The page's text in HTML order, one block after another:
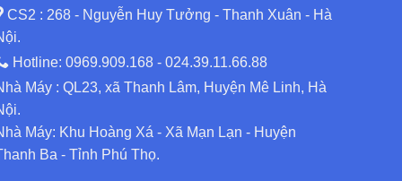
CS2 : 268 - Nguyễn Huy Tưởng - Thanh Xuân - Hà
Hotline:0969.909.168 -024.39.11.66.88
Máy : QL23, xã Thanh Lâm, Huyện Mê Linh, Hà
Máy: Khu Hoàng Xá - Xã Mạn Lạn - Huyện
Ba - Tỉnh Phú Thọ.